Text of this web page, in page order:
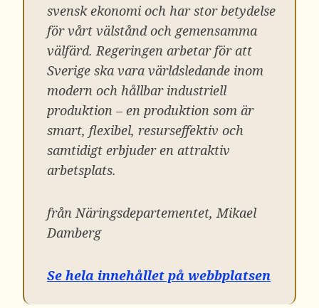
svensk ekonomi och har stor betydelse
för vårt välstånd och gemensamma
välfärd. Regeringen arbetar för att
Sverige ska vara världsledande inom
modern och hållbar industriell
produktion – en produktion som är
smart, flexibel, resurseffektiv och
samtidigt erbjuder en attraktiv
arbetsplats.
från Näringsdepartementet, Mikael
Damberg
Se hela innehållet på webbplatsen